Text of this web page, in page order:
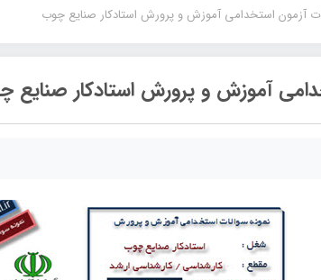
آزمون استخدامی آموزش و پرورش استادکار صنایع چوب
آموزش و پرورش استادکار صنایع